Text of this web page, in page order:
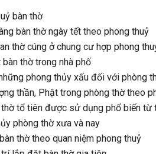
bàn thờ
bàn thờ ngày tết theo phong thuỷ
thờ cúng ở chung cư hợp phong
thờ trong nhà phố
phong thủy xấu đối với phòng
thần, Phật trong phòng thờ theo
thờ tổ tiên được sử dụng phổ biến từ
phòng thờ xưa và nay
thờ theo quan niệm phong thuỷ